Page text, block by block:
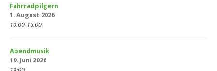
Fahrradpilgern
1. August 2026
10:00-16:00
Abendmusik
19. Juni 2026